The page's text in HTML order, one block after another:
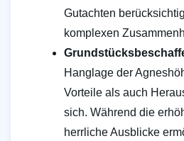
Gutachten
komplexen
Hanglage der
Vorteile als auch
sich. Während die
herrliche Ausblicke